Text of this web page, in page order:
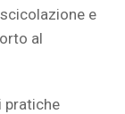
e
al
pratiche